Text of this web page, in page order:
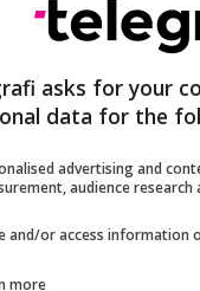
njoftim për shtyp,
edhe një
e plotë, klikoni
asks for your
data for the
advertising and
audience research
and/or access information
more